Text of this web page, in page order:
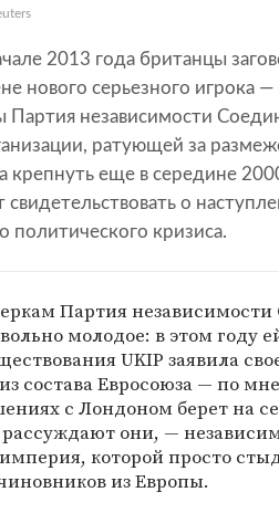
2013 года британцы
нового серьезного игрока —
Партия независимости
ратующей за
крепнуть еще в середине
о
политического кризиса.
Партия независимости
молодое: в этом году
UKIP заявила
состава Евросоюза — по
с Лондоном берет на
они, —
которой просто
из Европы.